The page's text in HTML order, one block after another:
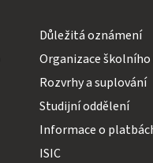
Důležitá oznámení
Organizace školního
Rozvrhy a suplování
Studijní oddělení
Informace o
ISIC